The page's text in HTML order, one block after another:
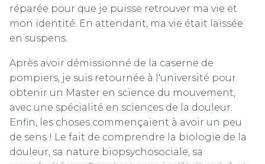
réparée pour que je puisse retrouver ma vie et
mon identité. En attendant, ma vie était laissée
en suspens.
Après avoir démissionné de la caserne de
pompiers, je suis retournée à l'université pour
obtenir un Master en science du mouvement,
avec une spécialité en sciences de la douleur.
Enfin, les choses commençaient à avoir un peu
de sens ! Le fait de comprendre la biologie de la
douleur, sa nature biopsychosociale, sa